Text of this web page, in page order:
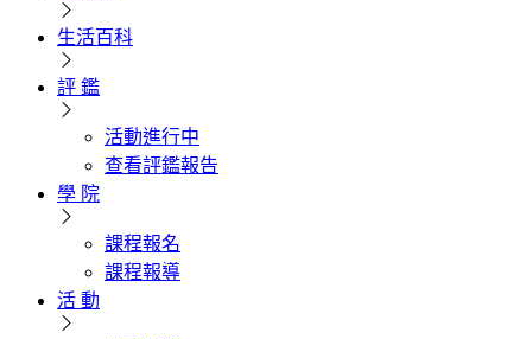
生活百科
評 鑑
活動進行中
查看評鑑報告
學 院
課程報名
課程報導
活 動